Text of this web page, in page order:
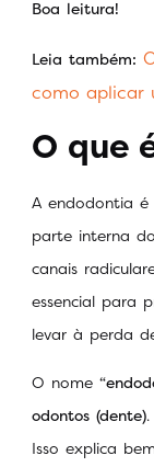
Boa leitura!
Leia também:
como aplicar
O que
A endodontia
parte interna
canais
essencial para
levar à perda
O nome
odontos (dente)
Isso explica